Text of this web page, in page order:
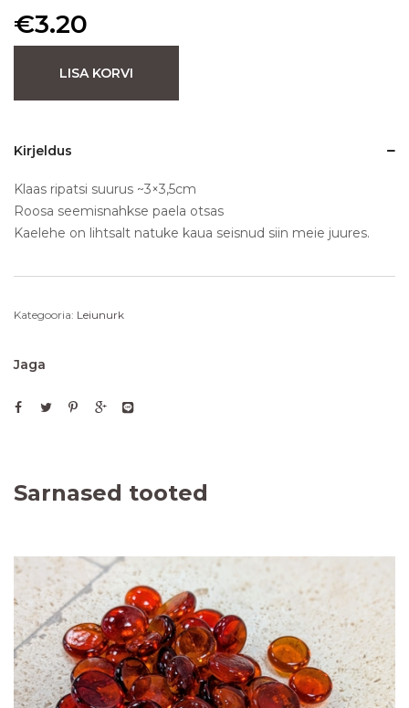
€3.20
LISA KORVI
Kirjeldus
Klaas ripatsi suurus ~3×3,5cm
Roosa seemisnahkse paela otsas
Kaelehe on lihtsalt natuke kaua seisnud siin meie juures.
Kategooria: Leiunurk
Jaga
Sarnased tooted